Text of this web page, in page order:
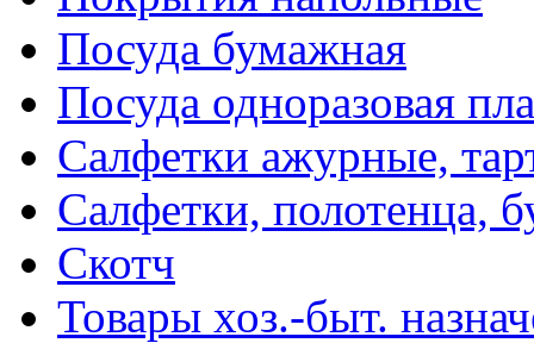
Посуда бумажная
Посуда одноразовая
Салфетки ажурные,
Салфетки, полотенца,
Скотч
Товары хоз.-быт.